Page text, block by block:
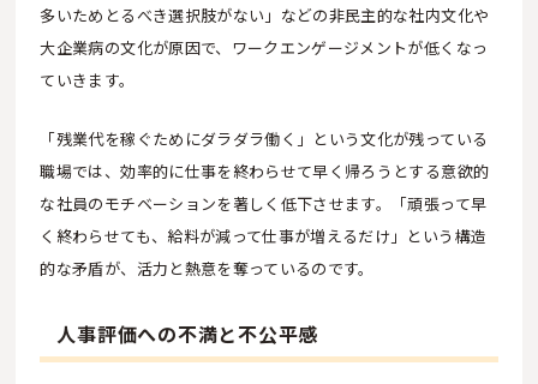
多いためとるべき選択肢がない」などの非民主的な社内文化や
大企業病の文化が原因で、ワークエンゲージメントが低くなっ
ていきます。
「残業代を稼ぐためにダラダラ働く」という文化が残っている
職場では、効率的に仕事を終わらせて早く帰ろうとする意欲的
な社員のモチベーションを著しく低下させます。「頑張って早
く終わらせても、給料が減って仕事が増えるだけ」という構造
的な矛盾が、活力と熱意を奪っているのです。
人事評価への不満と不公平感